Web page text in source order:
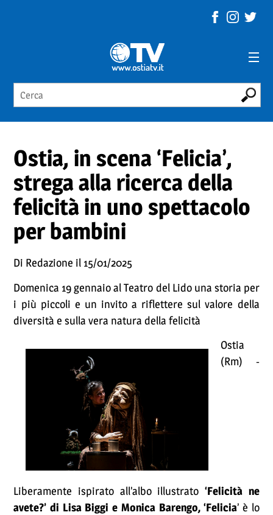
Ostia, in scena ‘Felicia’,
strega alla ricerca della
felicità in uno spettacolo
per bambini
Di Redazione il 15/01/2025
Domenica 19 gennaio al Teatro del Lido una storia per
i più piccoli e un invito a riflettere sul valore della
diversità e sulla vera natura della felicità
Ostia
(Rm) -
Liberamente ispirato all’albo illustrato ‘Felicità ne
avete?’ di Lisa Biggi e Monica Barengo, ‘Felicia’ è lo